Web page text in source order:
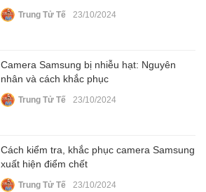
Trung Tử Tế 23/10/2024
Camera Samsung bị nhiễu hạt: Nguyên
nhân và cách khắc phục
Trung Tử Tế 23/10/2024
Cách kiểm tra, khắc phục camera Samsung
xuất hiện điểm chết
Trung Tử Tế 23/10/2024